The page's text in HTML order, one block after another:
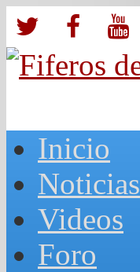
Inicio
Noticias
Videos
Foro